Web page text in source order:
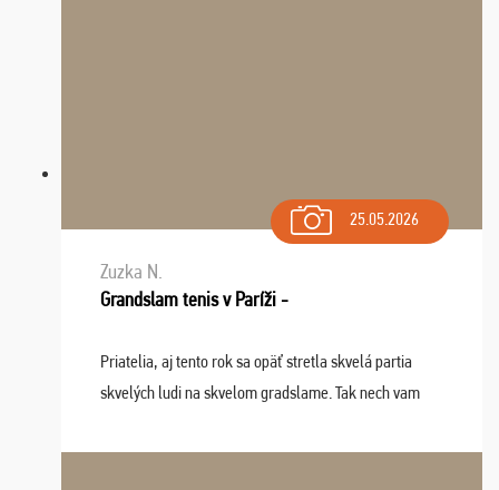
25.05.2026
Zuzka N.
Grandslam tenis v Paríži -
Priatelia, aj tento rok sa opäť stretla skvelá partia
skvelých ludi na skvelom gradslame. Tak nech vam
sa na budúci rok. Prajem vam este veľa ta ...